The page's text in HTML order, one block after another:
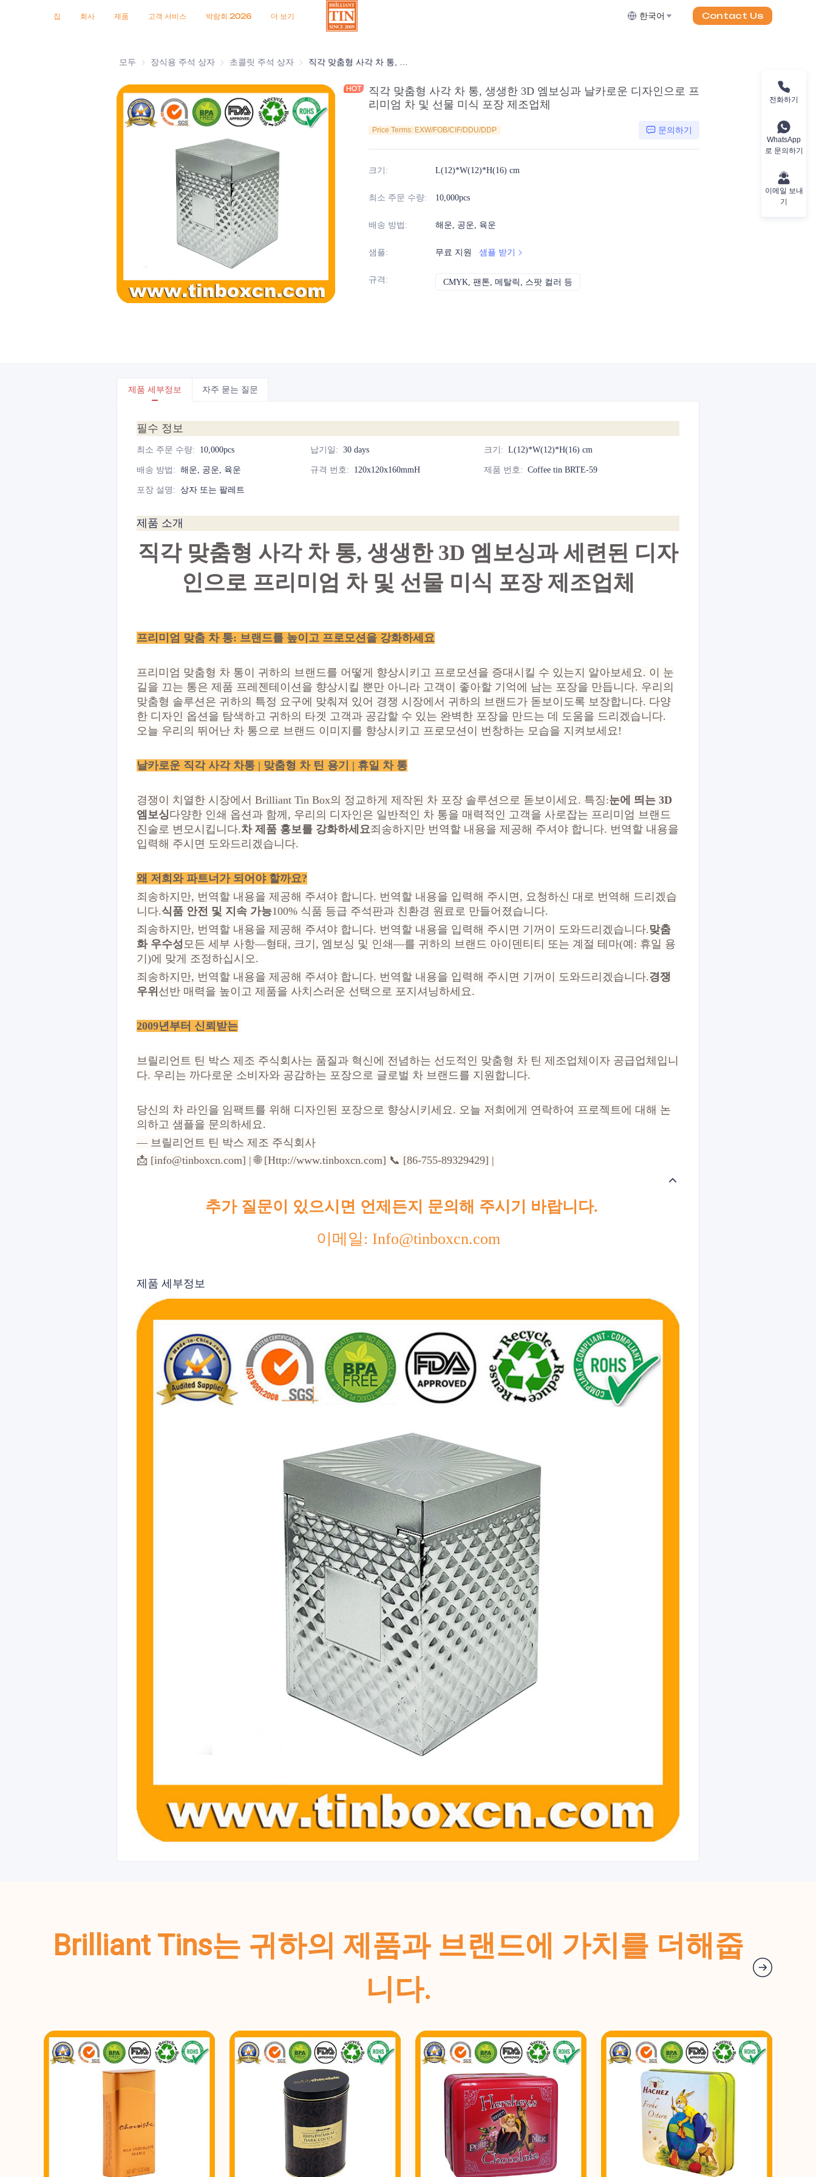
집 회사 제품 고객 서비스 박람회 2026
인증서
소식
제품 더 보기 한국어 Contact Us
모두 장식용 주석 상자 장식용 주석 상자
초콜릿 주석 상자 초콜릿 주석 상자
직각 맞춤형 사각 차 통, 생생한 3D 엠보싱과 날카로운 디자인으로 프
리미엄 차 및 선물 미식 포장 제조업체
Price Terms: EXW/FOB/CIF/DDU/DDP 문의하기
크기 : L(12)*W(12)*H(16) cm
최소 주문 수량: 10,000pcs
배송 방법 : 해운, 공운, 육운
샘플: 무료 지원 샘플 받기
규격 : CMYK, 팬톤, 메탈릭, 스팟 컬러 등
제품 세부정보 자주 묻는 질문
필수 정보
최소 주문 수량: 10,000pcs 납기일 : 30 days 크기 : L(12)*W(12)*H(16) cm
배송 방법 : 해운, 공운, 육운 규격 번호: 120x120x160mmH 제품 번호: Coffee tin BRTE-59
포장 설명 : 상자 또는 팔레트
제품 소개
직각 맞춤형 사각 차 통, 생생한 3D 엠보싱과 세련된 디자
인으로 프리미엄 차 및 선물 미식 포장 제조업체
프리미엄 맞춤 차 통: 브랜드를 높이고 프로모션을 강화하세요
프리미엄 맞춤형 차 통이 귀하의 브랜드를 어떻게 향상시키고 프로모션을 증대시킬 수 있는지 알아보세요. 이 눈
길을 끄는 통은 제품 프레젠테이션을 향상시킬 뿐만 아니라 고객이 좋아할 기억에 남는 포장을 만듭니다. 우리의
맞춤형 솔루션은 귀하의 특정 요구에 맞춰져 있어 경쟁 시장에서 귀하의 브랜드가 돋보이도록 보장합니다. 다양
한 디자인 옵션을 탐색하고 귀하의 타겟 고객과 공감할 수 있는 완벽한 포장을 만드는 데 도움을 드리겠습니다.
오늘 우리의 뛰어난 차 통으로 브랜드 이미지를 향상시키고 프로모션이 번창하는 모습을 지켜보세요!
날카로운 직각 사각 차통 | 맞춤형 차 틴 용기 | 휴일 차 통
경쟁이 치열한 시장에서 Brilliant Tin Box의 정교하게 제작된 차 포장 솔루션으로 돋보이세요. 특징:눈에 띄는 3D
엠보싱다양한 인쇄 옵션과 함께, 우리의 디자인은 일반적인 차 통을 매력적인 고객을 사로잡는 프리미엄 브랜드
진술로 변모시킵니다.차 제품 홍보를 강화하세요죄송하지만 번역할 내용을 제공해 주셔야 합니다. 번역할 내용을
입력해 주시면 도와드리겠습니다.
왜 저희와 파트너가 되어야 할까요?
죄송하지만, 번역할 내용을 제공해 주셔야 합니다. 번역할 내용을 입력해 주시면, 요청하신 대로 번역해 드리겠습
니다.식품 안전 및 지속 가능100% 식품 등급 주석판과 친환경 원료로 만들어졌습니다.
죄송하지만, 번역할 내용을 제공해 주셔야 합니다. 번역할 내용을 입력해 주시면 기꺼이 도와드리겠습니다. 맞춤
화 우수성모든 세부 사항—형태, 크기, 엠보싱 및 인쇄—를 귀하의 브랜드 아이덴티티 또는 계절 테마(예: 휴일 용
기)에 맞게 조정하십시오.
죄송하지만, 번역할 내용을 제공해 주셔야 합니다. 번역할 내용을 입력해 주시면 기꺼이 도와드리겠습니다.경쟁
우위 선반 매력을 높이고 제품을 사치스러운 선택으로 포지셔닝하세요.
2009년부터 신뢰받는
브릴리언트 틴 박스 제조 주식회사는 품질과 혁신에 전념하는 선도적인 맞춤형 차 틴 제조업체이자 공급업체입니
다. 우리는 까다로운 소비자와 공감하는 포장으로 글로벌 차 브랜드를 지원합니다.
당신의 차 라인을 임팩트를 위해 디자인된 포장으로 향상시키세요. 오늘 저희에게 연락하여 프로젝트에 대해 논
의하고 샘플을 문의하세요.
— 브릴리언트 틴 박스 제조 주식회사
📩 [info@tinboxcn.com] | 🌐 [Http://www.tinboxcn.com] 📞 [86-755-89329429] |
추가 질문이 있으시면 언제든지 문의해 주시기 바랍니다.
이메일: Info@tinboxcn.com
제품 세부정보
Brilliant Tins는 귀하의 제품과 브랜드에 가치를 더해줍
니다.
전화하기
WhatsApp
로 문의하기
이메일 보내
기